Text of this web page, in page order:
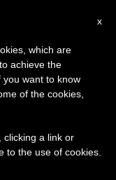
×
la pausa
de verano
también el
x
which are
achieve the
you want to know
of the cookies,
clicking a link or
to the use of cookies.